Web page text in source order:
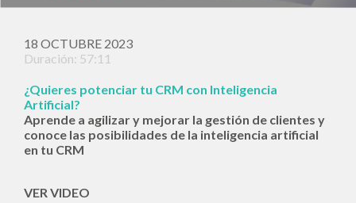
18 OCTUBRE 2023
Duración: 57:11
¿Quieres potenciar tu CRM con Inteligencia
Artificial?
Aprende a agilizar y mejorar la gestión de clientes y
conoce las posibilidades de la inteligencia artificial
en tu CRM
VER VIDEO